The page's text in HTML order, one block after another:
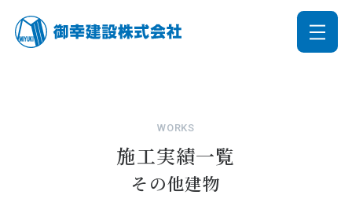
WORKS
施工実績一覧
その他建物